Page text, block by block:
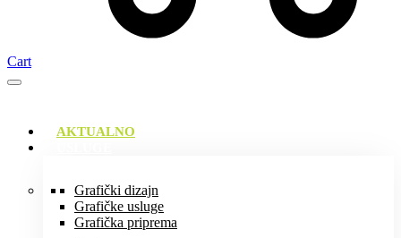
Cart
AKTUALNO
Grafički dizajn
Grafičke usluge
Grafička priprema